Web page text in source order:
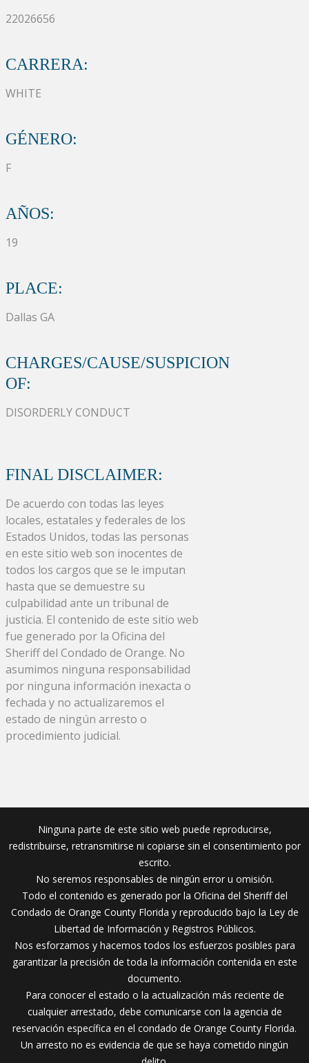
22026656
CARRERA:
WHITE
GÉNERO:
F
AÑOS:
19
PLACE:
Dallas GA
CHARGES/CAUSE/SUSPICION
OF:
DISORDERLY CONDUCT
FINAL DISCLAIMER:
De acuerdo con todas las leyes
locales, estatales y federales de los
Estados Unidos, todas las personas
en este sitio web son inocentes de
todos los cargos que se le imputan
hasta que se demuestre su
culpabilidad ante un tribunal de
justicia. El contenido de este sitio web
fue generado por la Oficina del
Sheriff del Condado de Orange. No
asumimos ninguna responsabilidad
por ninguna información inexacta o
fechada y no actualizaremos el
estado de ningún arresto o
procedimiento judicial.
Ninguna parte de este sitio web puede reproducirse,
redistribuirse, retransmitirse ni copiarse sin el consentimiento por
escrito.
No seremos responsables de ningún error u omisión.
Todo el contenido es generado por la Oficina del Sheriff del
Condado de Orange County Florida y reproducido bajo la Ley de
Libertad de Información y Registros Públicos.
Nos esforzamos y hacemos todos los esfuerzos posibles para
garantizar la precisión de toda la información contenida en este
documento.
Para conocer el estado o la actualización más reciente de
cualquier arrestado, debe comunicarse con la agencia de
reservación específica en el condado de Orange County Florida.
Un arresto no es evidencia de que se haya cometido ningún